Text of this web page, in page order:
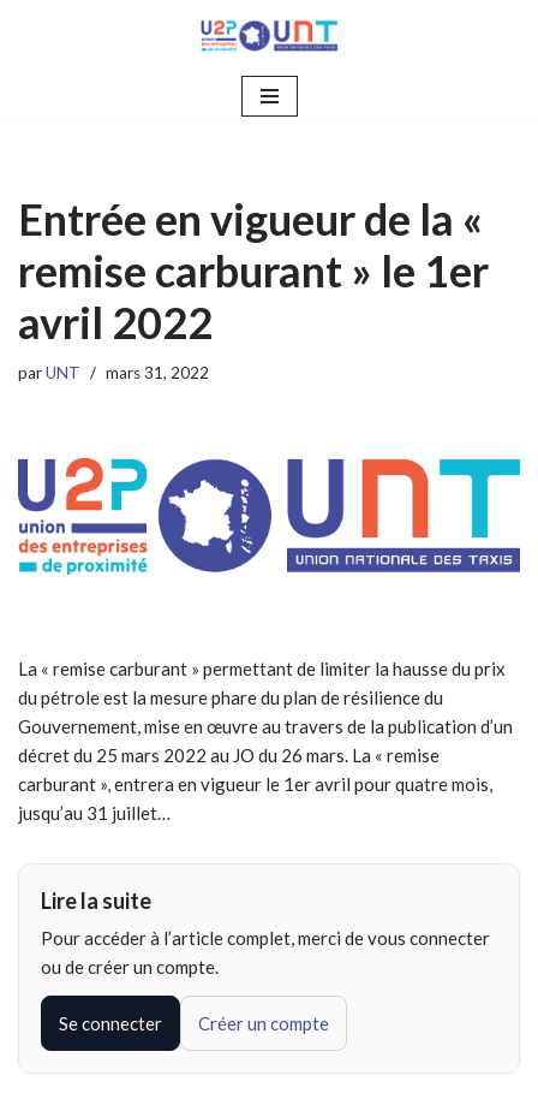
Entrée en vigueur de la «
remise carburant » le 1er
avril 2022
parUNT mars 31, 2022
La « remise carburant » permettant de limiter la hausse du prix
du pétrole est la mesure phare du plan de résilience du
Gouvernement, mise en œuvre au travers de la publication d’un
décret du 25 mars 2022 au JO du 26 mars. La « remise
carburant », entrera en vigueur le 1er avril pour quatre mois,
jusqu’au 31 juillet…
Lire la suite
Pour accéder à l’article complet, merci de vous connecter
ou de créer un compte.
Se connecter Créer un compte